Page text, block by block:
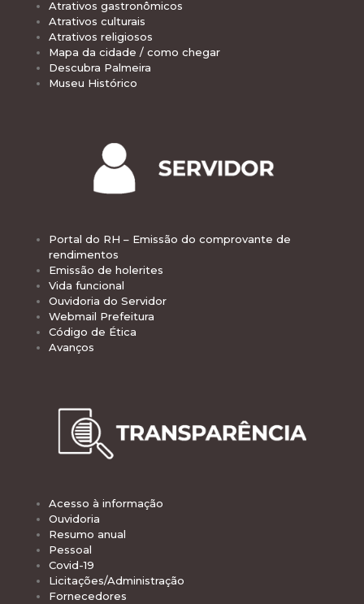
Atrativos gastronômicos
Atrativos culturais
Atrativos religiosos
Mapa da cidade / como chegar
Descubra Palmeira
Museu Histórico
Portal do RH – Emissão do comprovante de
rendimentos
Emissão de holerites
Vida funcional
Ouvidoria do Servidor
Webmail Prefeitura
Código de Ética
Avanços
Acesso à informação
Ouvidoria
Resumo anual
Pessoal
Covid-19
Licitações/Administração
Fornecedores